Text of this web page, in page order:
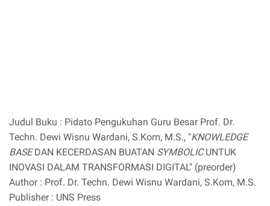
Judul Buku : Pidato Pengukuhan Guru Besar Prof. Dr.
Techn. Dewi Wisnu Wardani, S.Kom, M.S., "KNOWLEDGE
BASEDAN KECERDASAN BUATAN SYMBOLICUNTUK
INOVASI DALAM TRANSFORMASI DIGITAL" (preorder)
Author : Prof. Dr. Techn. Dewi Wisnu Wardani, S.Kom, M.S.
Publisher : UNS Press